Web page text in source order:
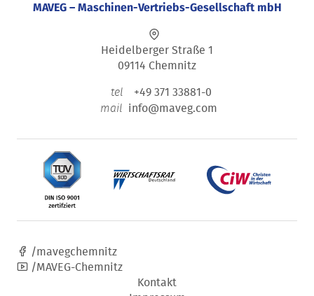
MAVEG – Maschinen-Vertriebs-Gesellschaft mbH
Heidelberger Straße 1
09114 Chemnitz
tel +49 371 33881-0
mail info@maveg.com
/mavegchemnitz
/MAVEG-Chemnitz
Kontakt